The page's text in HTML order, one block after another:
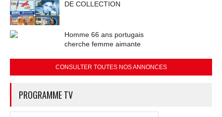
DE COLLECTION
Homme 66 ans portugais
cherche femme aimante
CONSULTER TOUTES NOS ANNONCES
PROGRAMME TV